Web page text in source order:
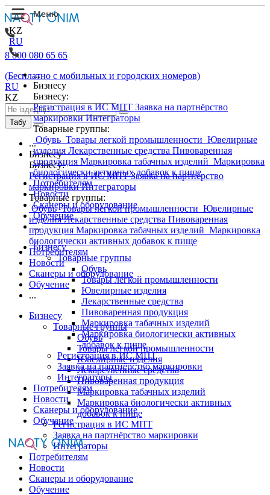
KZ
RU
...
Бизнесу
Бизнесу:
Регистрация в ИС МПТ Заявка на партнёрство
маркировкиИнтеграторы
Товарные группы:
Обувь Товары легкой промышленности Ювелирные
изделия Лекарственные средства Пивоваренная
продукция Маркировка табачных изделий Маркировка
биологически активных добавок к пище
Потребителям
Новости
Сканеры и оборудование
Обучение
...
Бизнесу
Товарные группы
Обувь
Товары легкой промышленности
Ювелирные изделия
Лекарственные средства
Пивоваренная продукция
Маркировка табачных изделий
Маркировка биологически активных
добавок к пище
Регистрация в ИС МПТ
Заявка на партнёрство маркировки
Интеграторы
Потребителям
Новости
Сканеры и оборудование
Обучение
8 800 080 65 65
(Бесплатно с мобильных и городских номеров)
RU
KZ
Табу
...
Бизнесу
Бизнесу:
Регистрация в ИС МПТЗаявка на партнёрство
маркировкиИнтеграторы
Товарные группы:
ОбувьТовары легкой промышленности Ювелирные
изделияЛекарственные средства Пивоваренная
продукция Маркировка табачных изделий Маркировка
биологически активных добавок к пище
Потребителям
Новости
Сканеры и оборудование
Обучение
...
Бизнесу
Товарные группы
Обувь
Товары легкой промышленности
Ювелирные изделия
Лекарственные средства
Пивоваренная продукция
Маркировка табачных изделий
Маркировка биологически активных
добавок к пище
Регистрация в ИС МПТ
Заявка на партнёрство маркировки
Интеграторы
Потребителям
Новости
Сканеры и оборудование
Обучение